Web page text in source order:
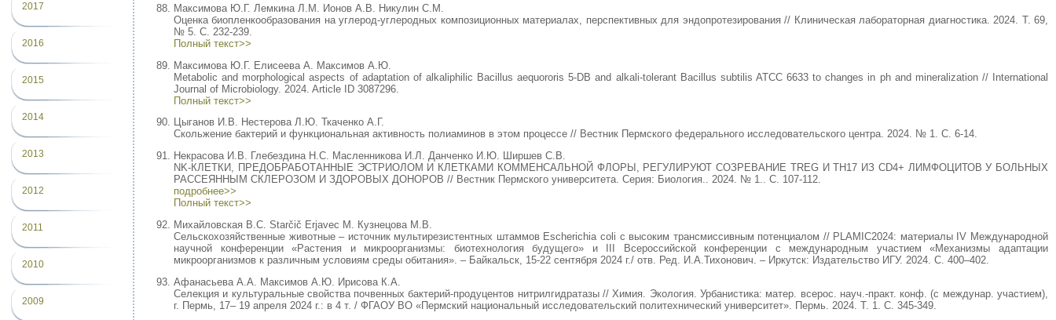
2017
2016
2015
2014
2013
2012
2011
2010
2009
Максимова Ю.Г. Лемкина Л.М. Ионов А.В. Никулин С.М.
Оценка биопленкообразования на углерод-углеродных композиционных материалах, перспективных для эндопротезирования // Клиническая лабораторная диагностика. 2024. Т. 69,
№ 5. С. 232-239.
Полный текст>>
Максимова Ю.Г. Елисеева А. Максимов А.Ю.
Metabolic and morphological aspects of adaptation of alkaliphilic Bacillus aequororis 5-DB and alkali-tolerant Bacillus subtilis ATCC 6633 to changes in ph and mineralization // International
Journal of Microbiology. 2024. Article ID 3087296.
Полный текст>>
Цыганов И.В. Нестерова Л.Ю. Ткаченко А.Г.
Скольжение бактерий и функциональная активность полиаминов в этом процессе // Вестник Пермского федерального исследовательского центра. 2024. № 1. С. 6-14.
Некрасова И.В. Глебездина Н.С. Масленникова И.Л. Данченко И.Ю. Ширшев С.В.
NK-КЛЕТКИ, ПРЕДОБРАБОТАННЫЕ ЭСТРИОЛОМ И КЛЕТКАМИ КОММЕНСАЛЬНОЙ ФЛОРЫ, РЕГУЛИРУЮТ СОЗРЕВАНИЕ TREG И TH17 ИЗ CD4+ ЛИМФОЦИТОВ У БОЛЬНЫХ
РАССЕЯННЫМ СКЛЕРОЗОМ И ЗДОРОВЫХ ДОНОРОВ // Вестник Пермского университета. Серия: Биология.. 2024. № 1.. С. 107-112.
подробнее>>
Полный текст>>
Михайловская В.С. Starčič Erjavec M. Кузнецова М.В.
Сельскохозяйственные животные – источник мультирезистентных штаммов Escherichia coli с высоким трансмиссивным потенциалом // PLAMIC2024: материалы IV Международной
научной конференции «Растения и микроорганизмы: биотехнология будущего» и III Всероссийской конференции с международным участием «Механизмы адаптации
микроорганизмов к различным условиям среды обитания». – Байкальск, 15-22 сентября 2024 г./ отв. Ред. И.А.Тихонович. – Иркутск: Издательство ИГУ. 2024. С. 400–402.
Афанасьева А.А. Максимов А.Ю. Ирисова К.А.
Селекция и культуральные свойства почвенных бактерий-продуцентов нитрилгидратазы // Химия. Экология. Урбанистика: матер. всерос. науч.-практ. конф. (с междунар. участием),
г. Пермь, 17– 19 апреля 2024 г.: в 4 т. / ФГАОУ ВО «Пермский национальный исследовательский политехнический университет». Пермь. 2024. Т. 1. С. 345-349.